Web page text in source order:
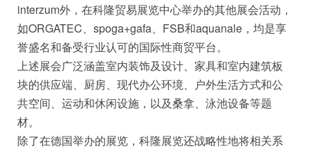
interzum外，在科隆贸易展览中心举办的其他展会活动，
如ORGATEC、spoga+gafa、FSB和aquanale，均是享
誉盛名和备受行业认可的国际性商贸平台。
上述展会广泛涵盖室内装饰及设计、家具和室内建筑板
块的供应端、厨房、现代办公环境、户外生活方式和公
共空间、运动和休闲设施，以及桑拿、泳池设备等题
材。
除了在德国举办的展览，科隆展览还战略性地将相关系